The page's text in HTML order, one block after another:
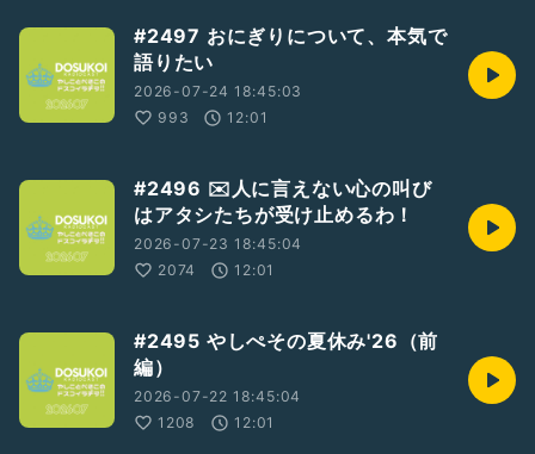
#2497 おにぎりについて、本気で
語りたい
2026-07-24 18:45:03
993
12:01
#2496 ✉️人に言えない心の叫び
はアタシたちが受け止めるわ！
2026-07-23 18:45:04
2074
12:01
#2495 やしぺその夏休み'26（前
編）
2026-07-22 18:45:04
1208
12:01